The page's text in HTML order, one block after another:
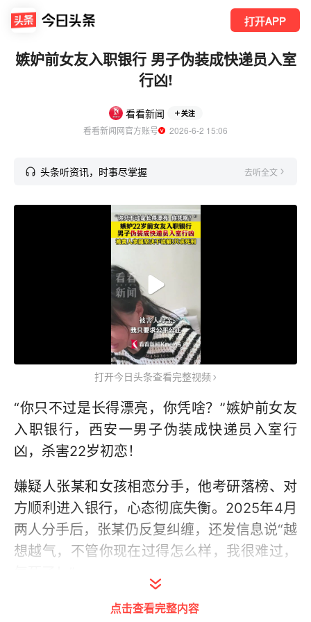
打开APP
嫉妒前女友入职银行 男子伪装成快递员入室
行凶!
看看新闻 关注
看看新闻网官方账号
  2026-6-2 15:06
头条听资讯，时事尽掌握 去听全文
打开今日头条查看完整视频
“你只不过是长得漂亮，你凭啥？”嫉妒前女友
入职银行，西安一男子伪装成快递员入室行
凶，杀害22岁初恋！
嫌疑人张某和女孩相恋分手，他考研落榜、对
方顺利进入银行，心态彻底失衡。2025年4月
两人分手后，张某仍反复纠缠，还发信息说“越
想越气，不管你现在过得怎么样，我很难过，
连日蹲守踩点后，11月的一天张某带着木棍和
点击查看完整内容